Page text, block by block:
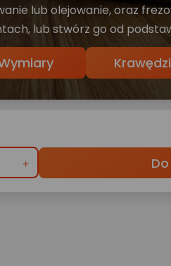
lub olejowanie, oraz
lub stwórz go od podstaw